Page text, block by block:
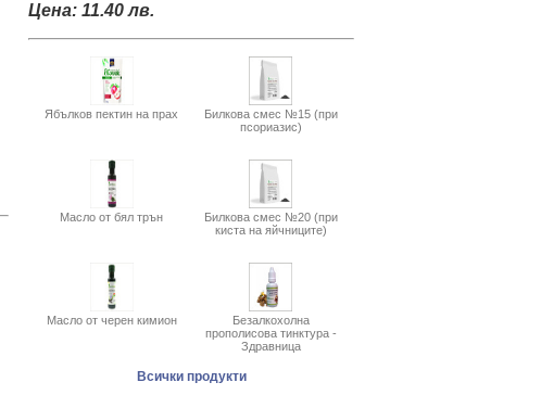
Цена: 11.40 лв.
Ябълков пектин на прах
Билкова смес №15 (при
псориазис)
Масло от бял трън
Билкова смес №20 (при
киста на яйчниците)
Масло от черен кимион
Безалкохолна
прополисова тинктура -
Здравница
Всички продукти